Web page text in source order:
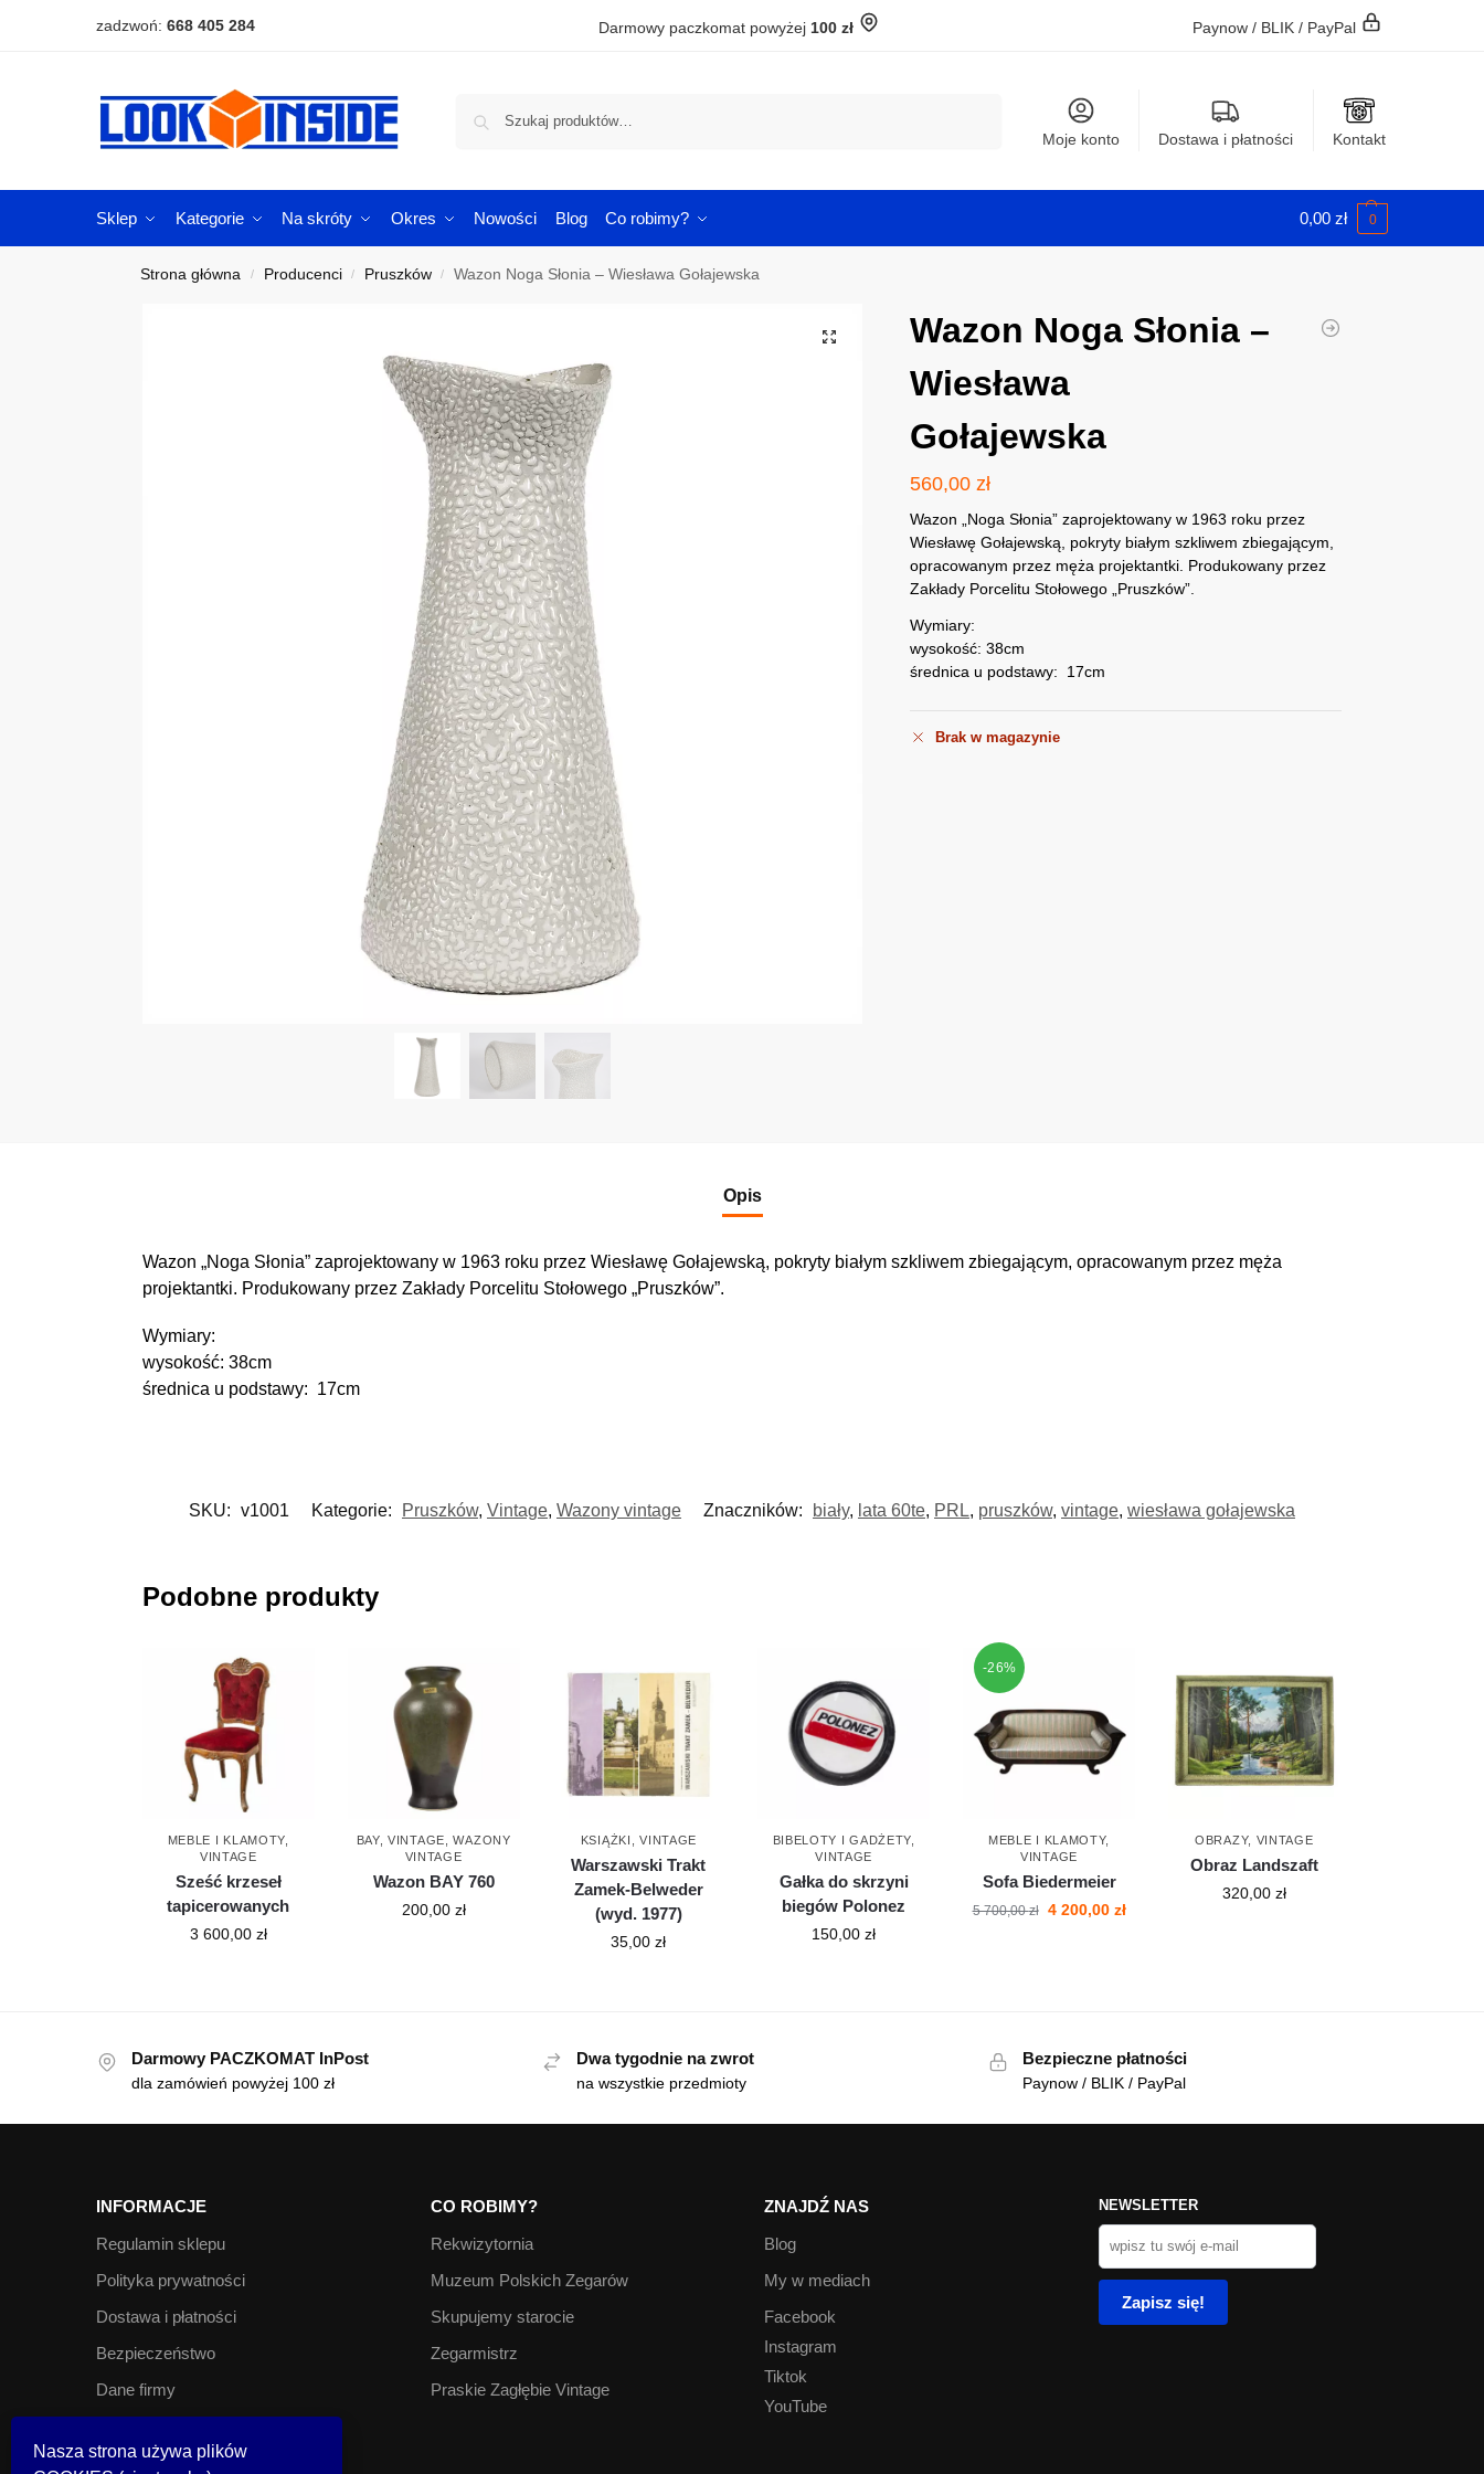
zadzwoń: 668 405 284 Darmowy paczkomat powyżej 100 zł Paynow / BLIK / PayPal
Moje konto Dostawa i płatności Kontakt
Sklep Kategorie Na skróty Okres Nowości Blog Co robimy? 0,00 zł 0
Strona główna / Producenci / Pruszków / Wazon Noga Słonia – Wiesława Gołajewska
Wazon Noga Słonia –
Wiesława
Gołajewska
560,00zł
Wazon „Noga Słonia” zaprojektowany w 1963 roku przez
Wiesławę Gołajewską, pokryty białym szkliwem zbiegającym,
opracowanym przez męża projektantki. Produkowany przez
Zakłady Porcelitu Stołowego „Pruszków”.
Wymiary:
wysokość: 38cm
średnica u podstawy: 17cm
Brak w magazynie
Opis
Wazon „Noga Słonia” zaprojektowany w 1963 roku przez Wiesławę Gołajewską, pokryty białym szkliwem zbiegającym, opracowanym przez męża
projektantki. Produkowany przez Zakłady Porcelitu Stołowego „Pruszków”.
Wymiary:
wysokość: 38cm
średnica u podstawy: 17cm
SKU: v1001 Kategorie: Pruszków, Vintage, Wazony vintage Znaczników: biały, lata 60te, PRL, pruszków, vintage, wiesława gołajewska
Podobne produkty
MEBLE I KLAMOTY
VINTAGE
Sześć krzeseł
tapicerowanych
3 600,00 zł
BAY,VINTAGE ,WAZONY
VINTAGE
Wazon BAY 760
200,00 zł
KSIĄŻKI ,VINTAGE
Warszawski Trakt
Zamek-Belweder
(wyd. 1977)
35,00zł
BIBELOTY I GADŻETY
VINTAGE
Gałka do skrzyni
biegów Polonez
150,00zł
-26%
MEBLE I KLAMOTY,
VINTAGE
Sofa Biedermeier
5 700,00zł 4 200,00 zł
OBRAZY, VINTAGE
Obraz Landszaft
320,00 zł
Darmowy PACZKOMAT InPost
dla zamówień powyżej 100 zł
Dwa tygodnie na zwrot
na wszystkie przedmioty
Bezpieczne płatności
Paynow / BLIK / PayPal
INFORMACJE
Regulamin sklepu
Polityka prywatności
Dostawa i płatności
Bezpieczeństwo
Dane firmy
CO ROBIMY?
Rekwizytornia
Muzeum Polskich Zegarów
Skupujemy starocie
Zegarmistrz
Praskie Zagłębie Vintage
ZNAJDŹ NAS
Blog
My w mediach
Facebook
Instagram
Tiktok
YouTube
NEWSLETTER
Nasza strona używa plików